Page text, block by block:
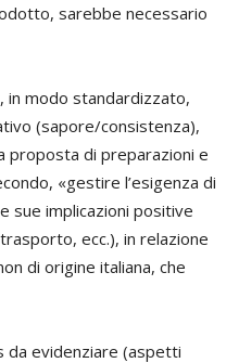
sarebbe necessario
in modo standardizzato,
(sapore/consistenza),
proposta di preparazioni e
«gestire l’esigenza di
sue implicazioni positive
ecc.), in relazione
di origine italiana, che
da evidenziare (aspetti